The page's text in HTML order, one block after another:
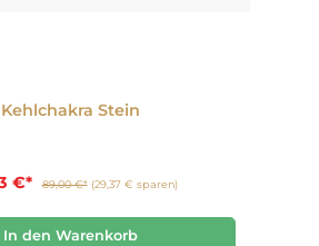
Kehlchakra Stein
€* 89,00 €* (29,37 € sparen)
In den Warenkorb